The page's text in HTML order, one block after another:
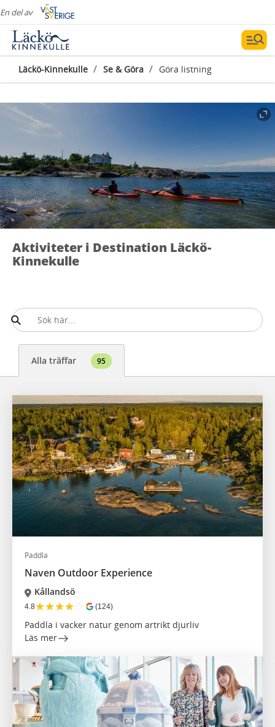
En del av
Läckö-Kinnekulle / Se & Göra / Göra listning
Aktiviteter i Destination Läckö-
Kinnekulle
Alla träffar 95
Paddla
Naven Outdoor Experience
Kållandsö
4.8★★★★☆ (124)
Paddla i vacker natur genom artrikt djurliv
Läs mer